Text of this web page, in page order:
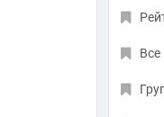
Все